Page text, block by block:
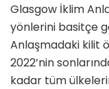
Glasgow İklim
yönlerini basitçe
Anlaşmadaki kilit
2022’nin
kadar tüm